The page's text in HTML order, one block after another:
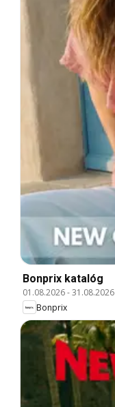
Bonprix katalóg
01.08.2026-31.08.2026
Bonprix